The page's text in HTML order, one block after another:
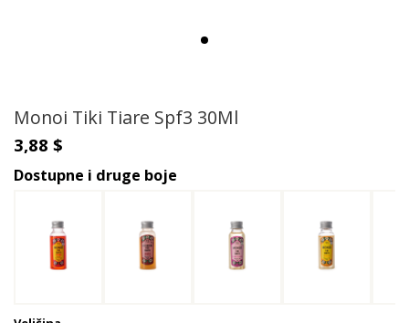
Monoi Tiki Tiare Spf3 30Ml
3,88 $
Dostupne i druge boje